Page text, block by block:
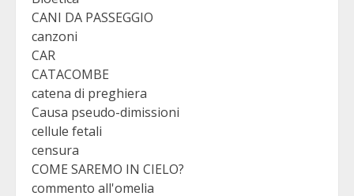
CANI DA PASSEGGIO
canzoni
CAR
CATACOMBE
catena di preghiera
Causa pseudo-dimissioni
cellule fetali
censura
COME SAREMO IN CIELO?
commento all'omelia